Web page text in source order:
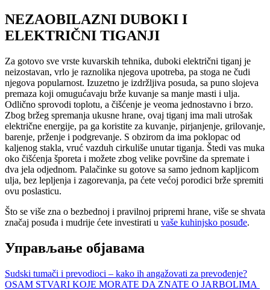
NEZAOBILAZNI DUBOKI I
ELEKTRIČNI TIGANJI
Za gotovo sve vrste kuvarskih tehnika, duboki električni tiganj je
neizostavan, vrlo je raznolika njegova upotreba, pa stoga ne čudi
njegova popularnost. Izuzetno je izdržljiva posuda, sa puno slojeva
premaza koji omugućavaju brže kuvanje sa manje masti i ulja.
Odlično sprovodi toplotu, a čišćenje je veoma jednostavno i brzo.
Zbog bržeg spremanja ukusne hrane, ovaj tiganj ima mali utrošak
električne energije, pa ga koristite za kuvanje, pirjanjenje, grilovanje,
barenje, prženje i podgrevanje. S obzirom da ima poklopac od
kaljenog stakla, vruć vazduh cirkuliše unutar tiganja. Štedi vas muka
oko čišćenja šporeta i možete zbog velike površine da spremate i
dva jela odjednom. Palačinke su gotove sa samo jednom kapljicom
ulja, bez lepljenja i zagorevanja, pa ćete većoj porodici brže spremiti
ovu poslasticu.
Što se više zna o bezbednoj i pravilnoj pripremi hrane, više se shvata
značaj posuđa i mudrije ćete investirati u vaše kuhinjsko posuđe.
Управљање објавама
Sudski tumači i prevodioci – kako ih angažovati za prevođenje?
OSAM STVARI KOJE MORATE DA ZNATE O JARBOLIMA